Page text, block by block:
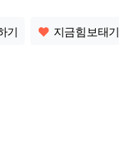
기 지금힘보태기